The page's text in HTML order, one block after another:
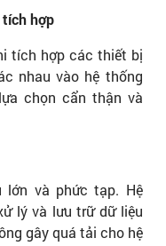
hợp
tích hợp các thiết bị
nhau vào hệ thống
chọn cẩn thận và
và phức tạp. Hệ
lý và lưu trữ dữ liệu
gây quá tải cho hệ